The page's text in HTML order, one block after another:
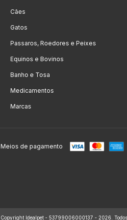
Cães
Gatos
Passaros, Roedores e Peixes
Equinos e Bovinos
Banho e Tosa
Medicamentos
Marcas
Meios de pagamento
Copyright Idealpet - 53799006000137 - 2026. Todos